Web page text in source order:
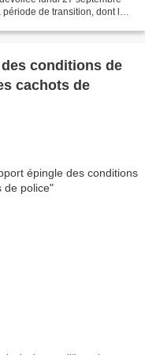
de transition, dont la
conditions de
cachots de